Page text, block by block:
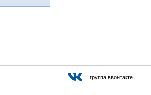
группа вКонтакте